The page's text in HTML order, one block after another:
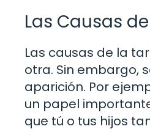
Las Causas
Las causas de la
otra. Sin embargo,
aparición. Por
un papel
que tú o tus hijos